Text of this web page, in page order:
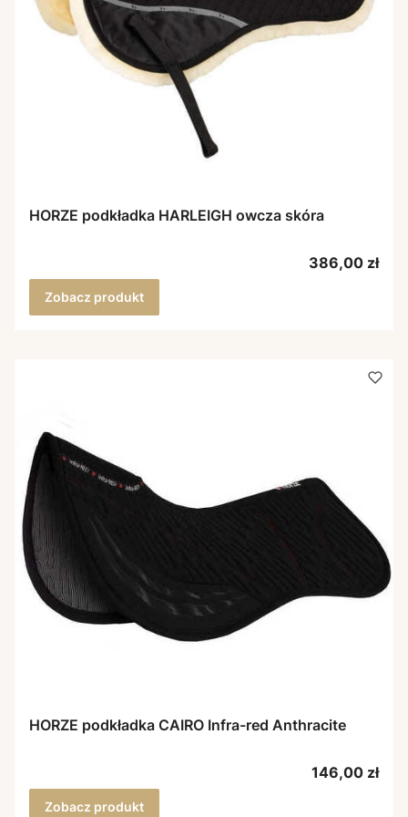
HORZE podkładka HARLEIGH owcza skóra
Cena
386,00 zł
Zobacz produkt
HORZE podkładka CAIRO Infra-red Anthracite
Cena
146,00 zł
Zobacz produkt